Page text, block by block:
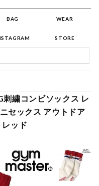
BAG WEAR
STORE
繍コンビソックス レ
セックス アウトドア
ッド